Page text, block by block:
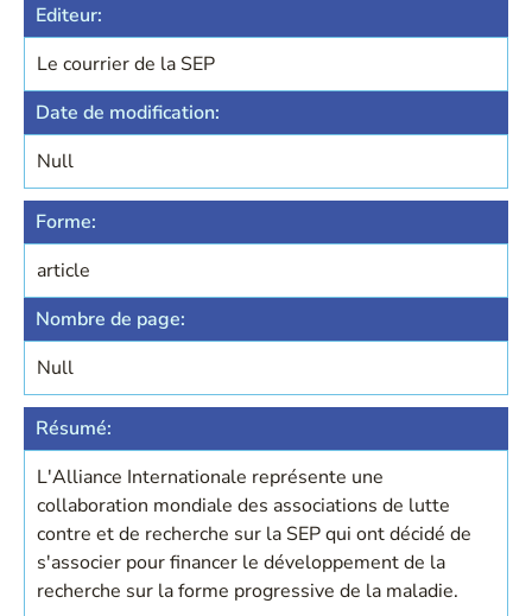
Editeur:
Le courrier de la SEP
Date de modification:
Null
Forme:
article
Nombre de page:
Null
Résumé:
L'Alliance Internationale représente une
collaboration mondiale des associations de lutte
contre et de recherche sur la SEP qui ont décidé de
s'associer pour financer le développement de la
recherche sur la forme progressive de la maladie.